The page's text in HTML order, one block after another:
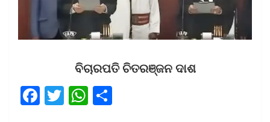
ବିଚାରପତି ଚିତରଞ୍ଜନ ଦାଶ
F
T
W